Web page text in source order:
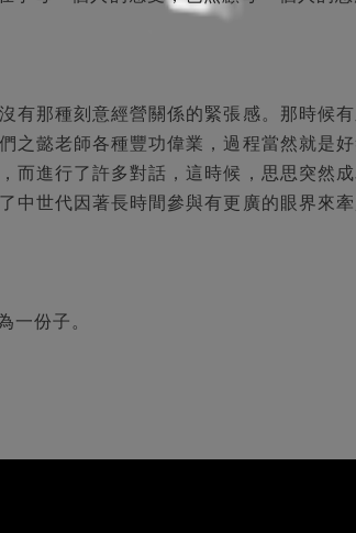
有那種刻意經營關係的緊張感。那時候
之懿老師各種豐功偉業，過程當然就是
而進行了許多對話，這時候，思思突然
中世代因著長時間參與有更廣的眼界來
一份子。